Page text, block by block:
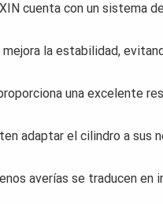
cuenta con un sistema
la estabilidad,
una excelente
adaptar el cilindro a sus
averías se traducen